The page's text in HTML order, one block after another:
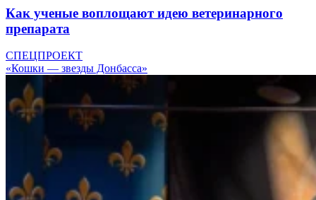
Как ученые воплощают идею ветеринарного
препарата
СПЕЦПРОЕКТ
«Кошки — звезды Донбасса»